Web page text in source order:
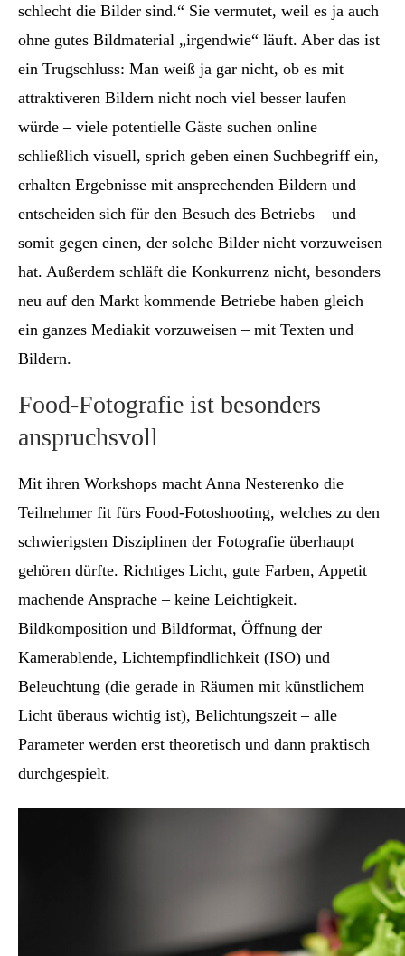
schlecht die Bilder sind.“ Sie vermutet, weil es ja auch
ohne gutes Bildmaterial „irgendwie“ läuft. Aber das ist
ein Trugschluss: Man weiß ja gar nicht, ob es mit
attraktiveren Bildern nicht noch viel besser laufen
würde – viele potentielle Gäste suchen online
schließlich visuell, sprich geben einen Suchbegriff ein,
erhalten Ergebnisse mit ansprechenden Bildern und
entscheiden sich für den Besuch des Betriebs – und
somit gegen einen, der solche Bilder nicht vorzuweisen
hat. Außerdem schläft die Konkurrenz nicht, besonders
neu auf den Markt kommende Betriebe haben gleich
ein ganzes Mediakit vorzuweisen – mit Texten und
Bildern.
Food-Fotografie ist besonders
anspruchsvoll
Mit ihren Workshops macht Anna Nesterenko die
Teilnehmer fit fürs Food-Fotoshooting, welches zu den
schwierigsten Disziplinen der Fotografie überhaupt
gehören dürfte. Richtiges Licht, gute Farben, Appetit
machende Ansprache – keine Leichtigkeit.
Bildkomposition und Bildformat, Öffnung der
Kamerablende, Lichtempfindlichkeit (ISO) und
Beleuchtung (die gerade in Räumen mit künstlichem
Licht überaus wichtig ist), Belichtungszeit – alle
Parameter werden erst theoretisch und dann praktisch
durchgespielt.